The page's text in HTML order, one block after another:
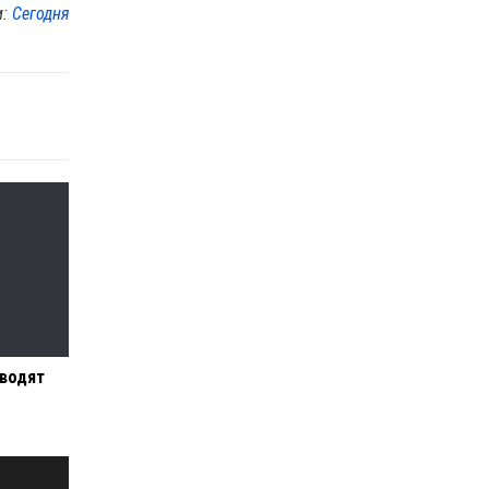
Сегодня